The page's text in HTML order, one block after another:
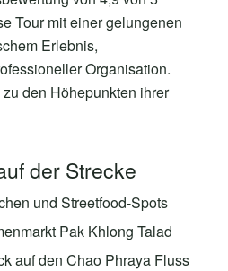
Tour mit einer gelungenen
Erlebnis,
Organisation.
den Höhepunkten ihrer
der Strecke
und Streetfood-Spots
Pak Khlong Talad
auf den Chao Phraya Fluss